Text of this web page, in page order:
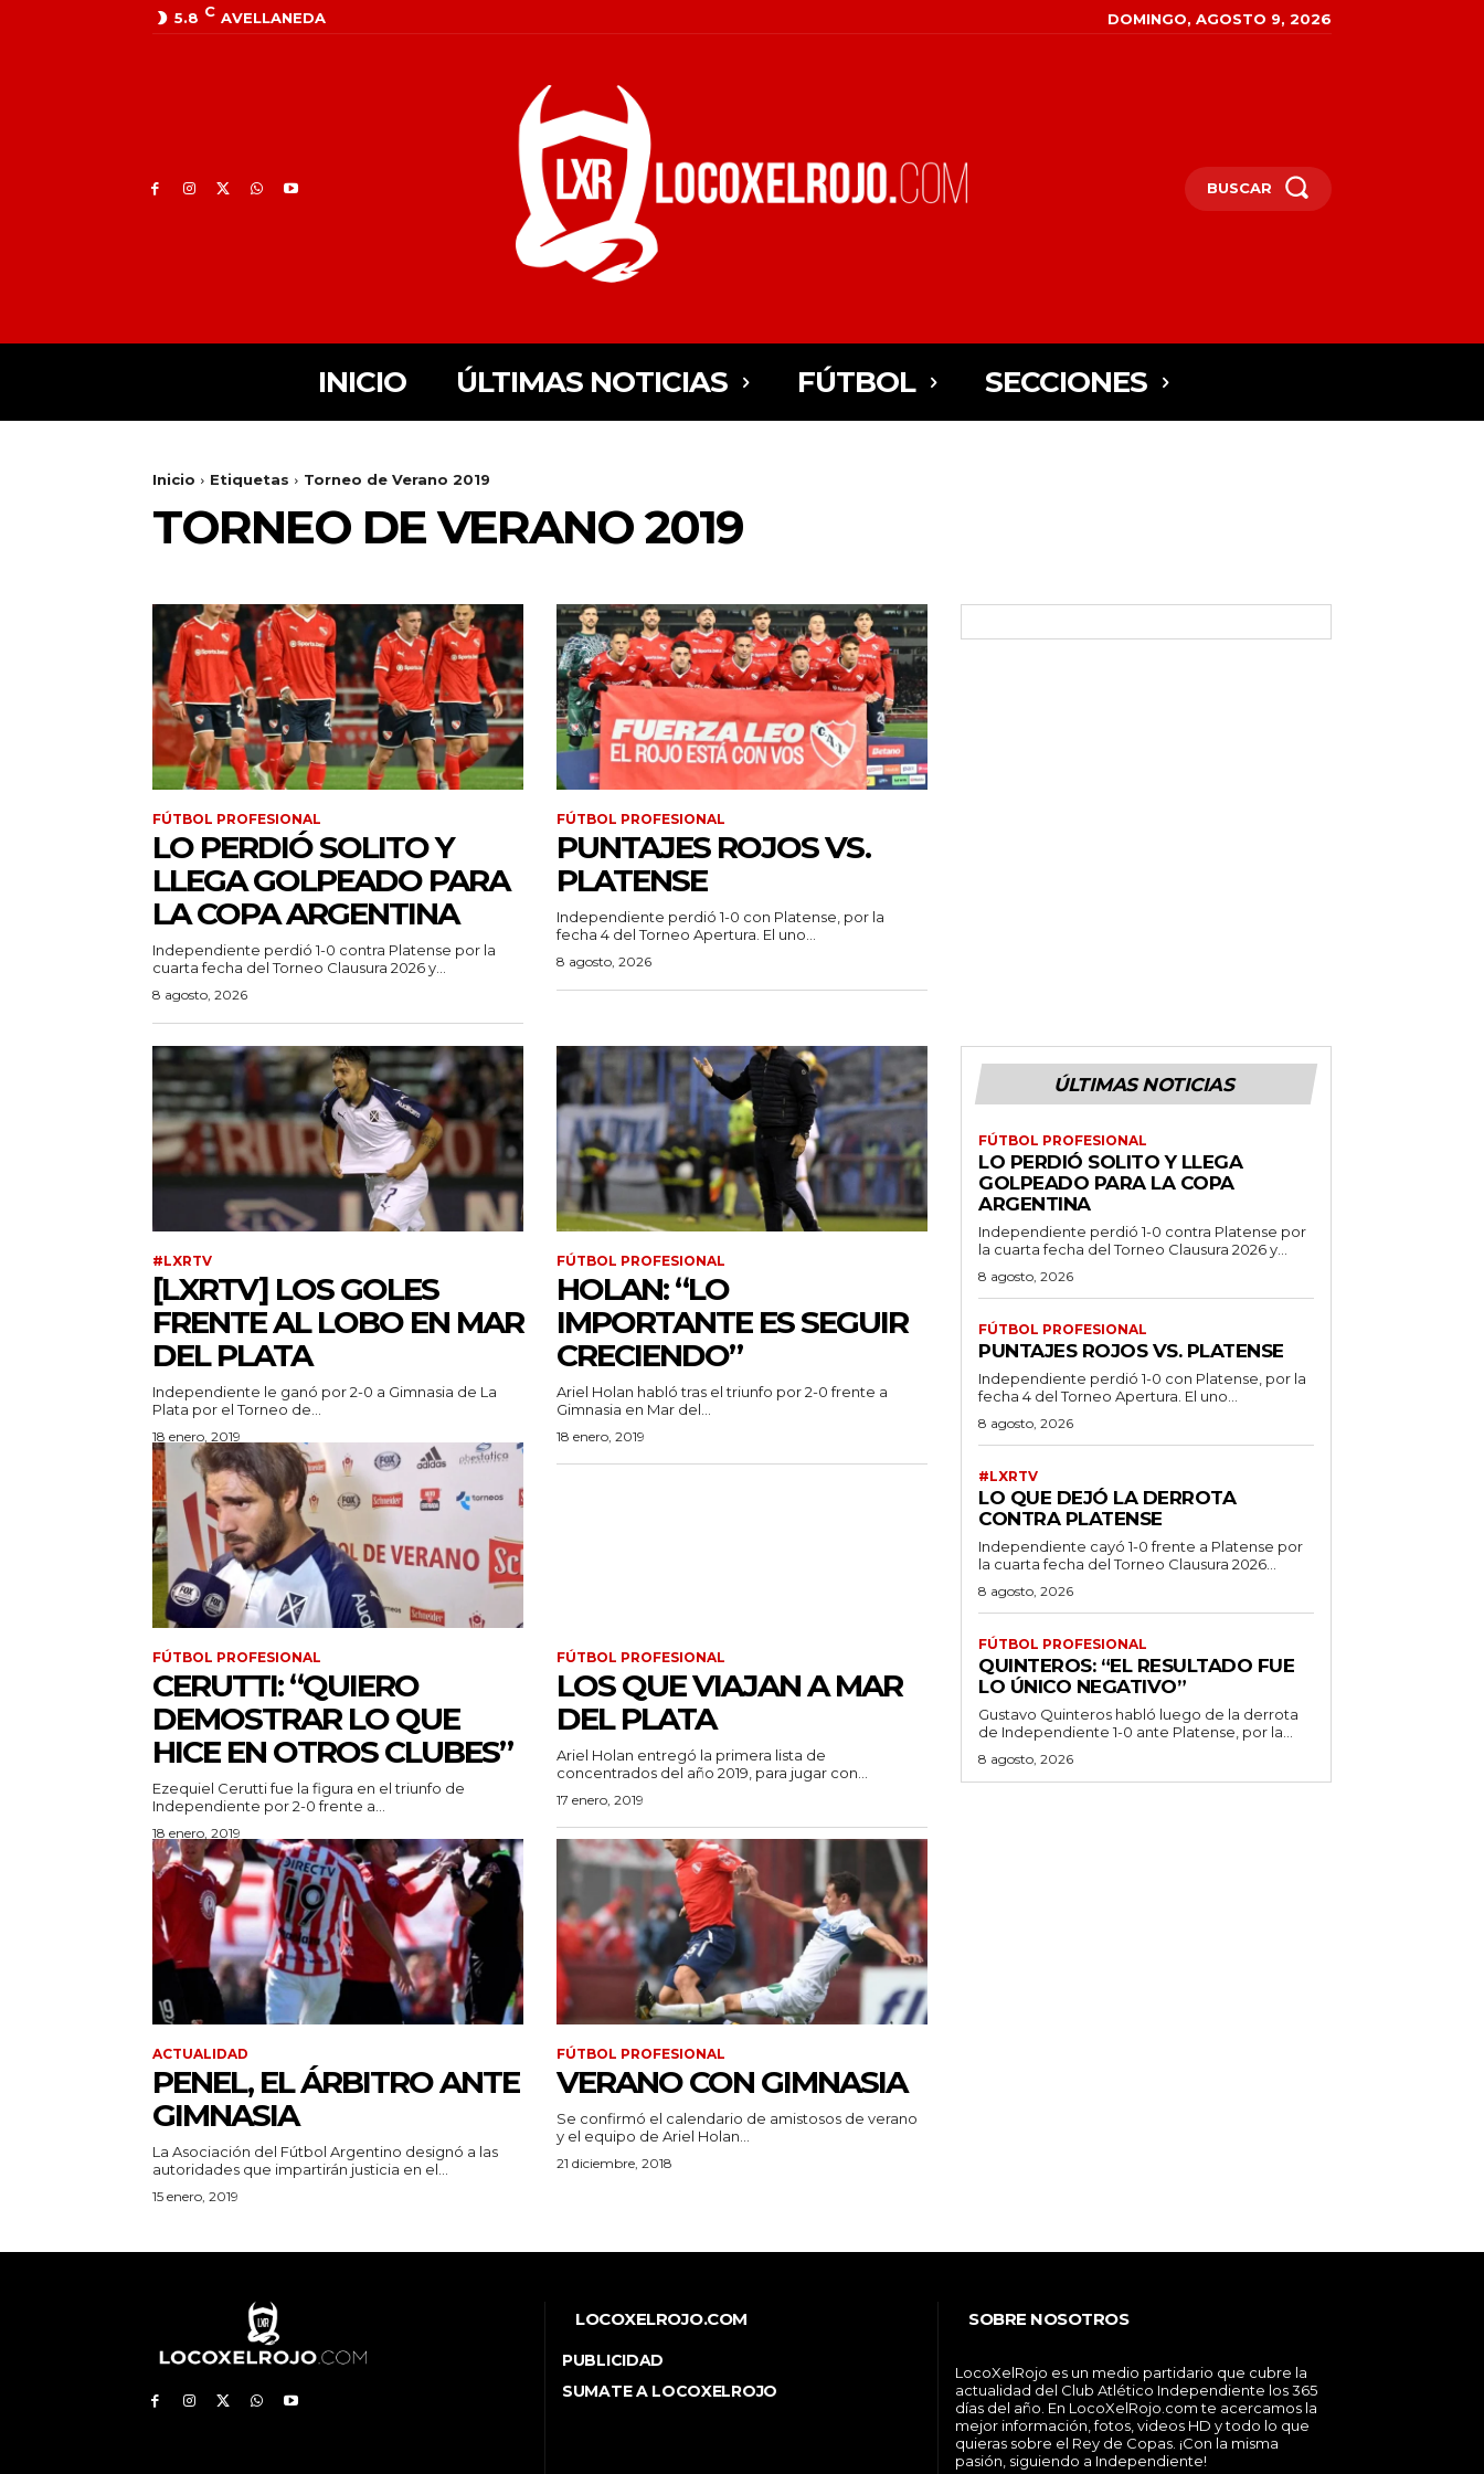
5.8 C AVELLANEDA DOMINGO, AGOSTO 9, 2026
BUSCAR
INICIO ÚLTIMAS NOTICIAS FÚTBOL SECCIONES
Inicio Etiquetas Torneo de Verano 2019
TORNEO DE VERANO 2019
FÚTBOL PROFESIONAL
LO PERDIÓ SOLITO Y
LLEGA GOLPEADO PARA
LA COPA ARGENTINA
Independiente perdió 1-0 contra Platense por la
cuarta fecha del Torneo Clausura 2026 y...
8 agosto, 2026
FÚTBOL PROFESIONAL
PUNTAJES ROJOS VS.
PLATENSE
Independiente perdió 1-0 con Platense, por la
fecha 4 del Torneo Apertura. El uno...
8 agosto, 2026
#LXRTV
[LXRTV] LOS GOLES
FRENTE AL LOBO EN MAR
DEL PLATA
Independiente le ganó por 2-0 a Gimnasia de La
Plata por el Torneo de...
18 enero, 2019
FÚTBOL PROFESIONAL
HOLAN: “LO
IMPORTANTE ES SEGUIR
CRECIENDO”
Ariel Holan habló tras el triunfo por 2-0 frente a
Gimnasia en Mar del...
18 enero, 2019
FÚTBOL PROFESIONAL
CERUTTI: “QUIERO
DEMOSTRAR LO QUE
HICE EN OTROS CLUBES”
Ezequiel Cerutti fue la figura en el triunfo de
Independiente por 2-0 frente a...
18 enero, 2019
FÚTBOL PROFESIONAL
LOS QUE VIAJAN A MAR
DEL PLATA
Ariel Holan entregó la primera lista de
concentrados del año 2019, para jugar con...
17 enero, 2019
ACTUALIDAD
PENEL, EL ÁRBITRO ANTE
GIMNASIA
La Asociación del Fútbol Argentino designó a las
autoridades que impartirán justicia en el...
15 enero, 2019
FÚTBOL PROFESIONAL
VERANO CON GIMNASIA
Se confirmó el calendario de amistosos de verano
y el equipo de Ariel Holan...
21 diciembre, 2018
ÚLTIMAS NOTICIAS
FÚTBOL PROFESIONAL
LO PERDIÓ SOLITO Y LLEGA
GOLPEADO PARA LA COPA
ARGENTINA
Independiente perdió 1-0 contra Platense por
la cuarta fecha del Torneo Clausura 2026 y...
8 agosto, 2026
FÚTBOL PROFESIONAL
PUNTAJES ROJOS VS. PLATENSE
Independiente perdió 1-0 con Platense, por la
fecha 4 del Torneo Apertura. El uno...
8 agosto, 2026
#LXRTV
LO QUE DEJÓ LA DERROTA
CONTRA PLATENSE
Independiente cayó 1-0 frente a Platense por
la cuarta fecha del Torneo Clausura 2026...
8 agosto, 2026
FÚTBOL PROFESIONAL
QUINTEROS: “EL RESULTADO FUE
LO ÚNICO NEGATIVO”
Gustavo Quinteros habló luego de la derrota
de Independiente 1-0 ante Platense, por la...
8 agosto, 2026
LOCOXELROJO.COM
PUBLICIDAD
SUMATE A LOCOXELROJO
SOBRE NOSOTROS
LocoXelRojo es un medio partidario que cubre la
actualidad del Club Atlético Independiente los 365
días del año. En LocoXelRojo.com te acercamos la
mejor información, fotos, videos HD y todo lo que
quieras sobre el Rey de Copas. ¡Con la misma
pasión, siguiendo a Independiente!